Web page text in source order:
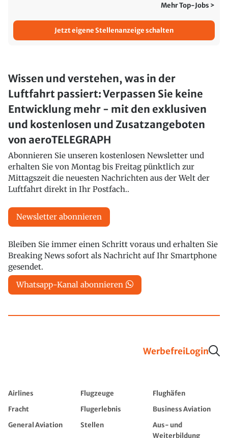
Mehr Top-Jobs >
Jetzt eigene Stellenanzeige schalten
Wissen und verstehen, was in der
Luftfahrt passiert: Verpassen Sie keine
Entwicklung mehr - mit den exklusiven
und kostenlosen und Zusatzangeboten
von aeroTELEGRAPH
Abonnieren Sie unseren kostenlosen Newsletter und
erhalten Sie von Montag bis Freitag pünktlich zur
Mittagszeit die neuesten Nachrichten aus der Welt der
Luftfahrt direkt in Ihr Postfach..
Newsletter abonnieren
Bleiben Sie immer einen Schritt voraus und erhalten Sie
Breaking News sofort als Nachricht auf Ihr Smartphone
gesendet.
Whatsapp-Kanal abonnieren
WerbefreiLogin
Airlines Flugzeuge
Flughäfen
Fracht
Flugerlebnis
Business Aviation
General Aviation
Stellen
Aus- und
Weiterbildung